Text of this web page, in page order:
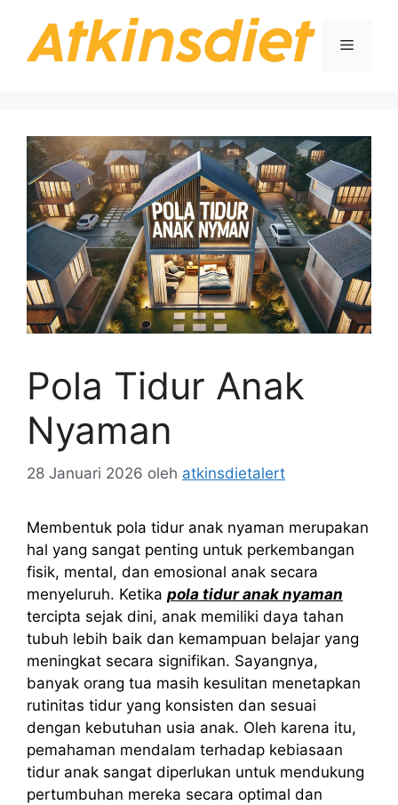
Menu
Pola Tidur Anak
Nyaman
28 Januari 2026 oleh atkinsdietalert
Membentuk pola tidur anak nyaman merupakan
hal yang sangat penting untuk perkembangan
fisik, mental, dan emosional anak secara
menyeluruh. Ketika pola tidur anak nyaman
tercipta sejak dini, anak memiliki daya tahan
tubuh lebih baik dan kemampuan belajar yang
meningkat secara signifikan. Sayangnya,
banyak orang tua masih kesulitan menetapkan
rutinitas tidur yang konsisten dan sesuai
dengan kebutuhan usia anak. Oleh karena itu,
pemahaman mendalam terhadap kebiasaan
tidur anak sangat diperlukan untuk mendukung
pertumbuhan mereka secara optimal dan